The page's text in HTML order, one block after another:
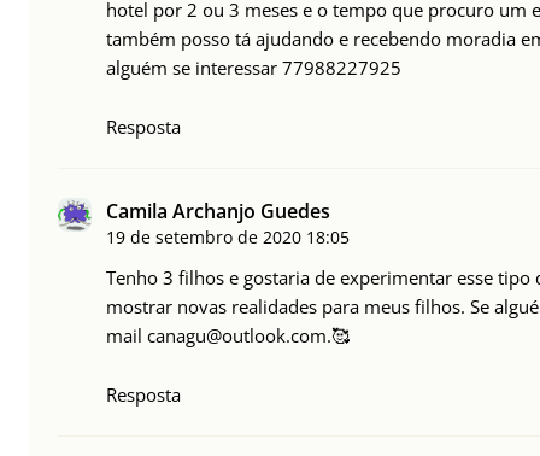
hotel por 2 ou 3 meses e o tempo que procuro um
também posso tá ajudando e recebendo moradia
alguém se interessar 77988227925
Resposta
Camila Archanjo Guedes
19 de setembro de 2020 18:05
Tenho 3 filhos e gostaria de experimentar esse tipo
mostrar novas realidades para meus filhos. Se
mail canagu@outlook.com.🥰
Resposta